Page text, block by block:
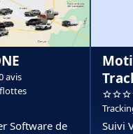
avis
Software de
Suivi